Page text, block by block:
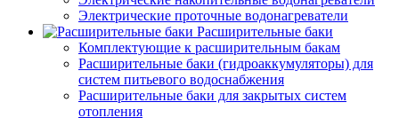
Электрические проточные водонагреватели
Расширительные баки
Комплектующие к расширительным бакам
Расширительные баки (гидроаккумуляторы) для
систем питьевого водоснабжения
Расширительные баки для закрытых систем
отопления